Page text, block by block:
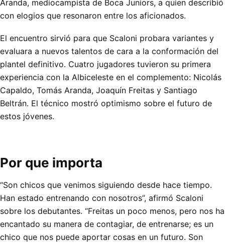
Aranda, mediocampista de Boca Juniors, a quien describió
con elogios que resonaron entre los aficionados.
El encuentro sirvió para que Scaloni probara variantes y
evaluara a nuevos talentos de cara a la conformación del
plantel definitivo. Cuatro jugadores tuvieron su primera
experiencia con la Albiceleste en el complemento: Nicolás
Capaldo, Tomás Aranda, Joaquín Freitas y Santiago
Beltrán. El técnico mostró optimismo sobre el futuro de
estos jóvenes.
Por que importa
“Son chicos que venimos siguiendo desde hace tiempo.
Han estado entrenando con nosotros”, afirmó Scaloni
sobre los debutantes. “Freitas un poco menos, pero nos ha
encantado su manera de contagiar, de entrenarse; es un
chico que nos puede aportar cosas en un futuro. Son